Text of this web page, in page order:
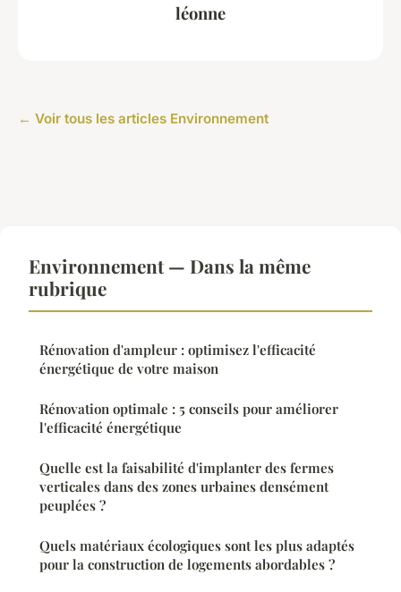
léonne
← Voir tous les articles Environnement
Environnement — Dans la même
rubrique
Rénovation d'ampleur : optimisez l'efficacité
énergétique de votre maison
Rénovation optimale : 5 conseils pour améliorer
l'efficacité énergétique
Quelle est la faisabilité d'implanter des fermes
verticales dans des zones urbaines densément
peuplées ?
Quels matériaux écologiques sont les plus adaptés
pour la construction de logements abordables ?